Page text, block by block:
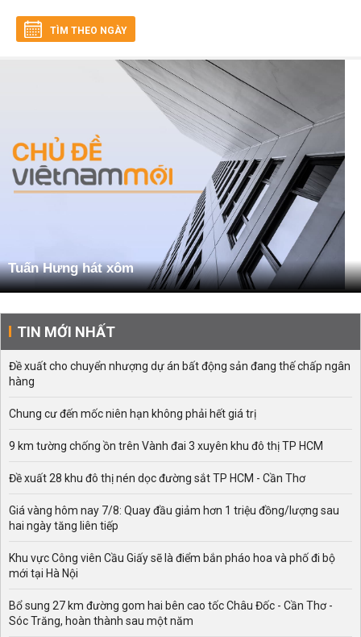
TÌM THEO NGÀY
Tuấn Hưng hát xôm
TIN MỚI NHẤT
Đề xuất cho chuyển nhượng dự án bất động sản đang thế chấp ngân
hàng
Chung cư đến mốc niên hạn không phải hết giá trị
9 km tường chống ồn trên Vành đai 3 xuyên khu đô thị TP HCM
Đề xuất 28 khu đô thị nén dọc đường sắt TP HCM - Cần Thơ
Giá vàng hôm nay 7/8: Quay đầu giảm hơn 1 triệu đồng/lượng sau
hai ngày tăng liên tiếp
Khu vực Công viên Cầu Giấy sẽ là điểm bắn pháo hoa và phố đi bộ
mới tại Hà Nội
Bổ sung 27 km đường gom hai bên cao tốc Châu Đốc - Cần Thơ -
Sóc Trăng, hoàn thành sau một năm